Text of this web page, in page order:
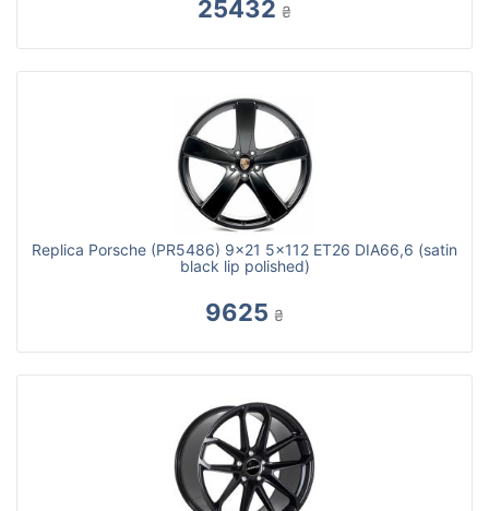
25432 ₴
Replica Porsche (PR5486) 9x21 5x112 ET26 DIA66,6 (satin
black lip polished)
9625 ₴